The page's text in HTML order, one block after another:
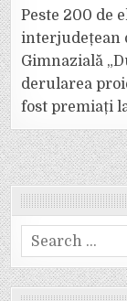
Peste 200 de
interjudețean
Gimnazială
derularea
fost premiați
Search
for: